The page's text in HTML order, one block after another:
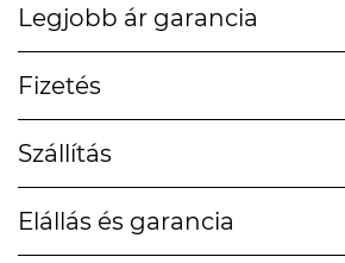
Legjobb ár garancia
Fizetés
Szállítás
Elállás és garancia